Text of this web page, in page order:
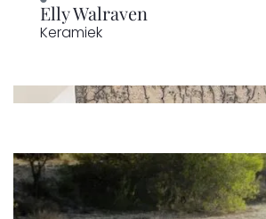
Elly Walraven
Keramiek